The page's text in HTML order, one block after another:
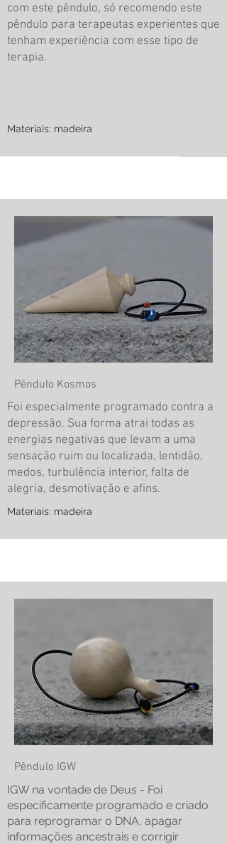
com este pêndulo, só recomendo este
pêndulo para terapeutas experientes que
tenham experiência com esse tipo de
terapia.
Materiais: madeira
Pêndulo Kosmos
Foi especialmente programado contra a
depressão. Sua forma atrai todas as
energias negativas que levam a uma
sensação ruim ou localizada, lentidão,
medos, turbulência interior, falta de
alegria, desmotivação e afins.
Materiais: madeira
Pêndulo IGW
IGW na vontade de Deus - Foi
especificamente programado e criado
para reprogramar o DNA, apagar
informações ancestrais e corrigir